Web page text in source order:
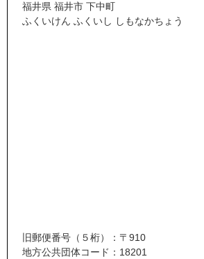
福井県 福井市 下中町
ふくいけん ふくいし しもなかちょう
旧郵便番号（５桁）：〒910
地方公共団体コード：18201